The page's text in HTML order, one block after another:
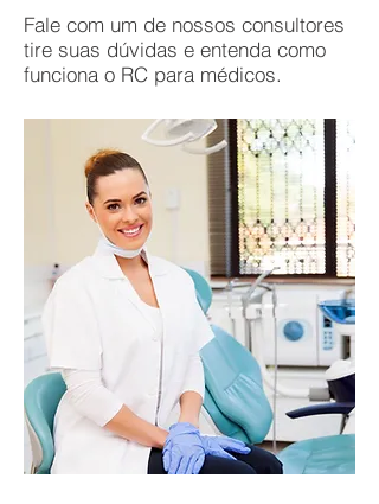
Fale com um de nossos consultores
tire suas dúvidas e entenda como
funciona o RC para médicos.